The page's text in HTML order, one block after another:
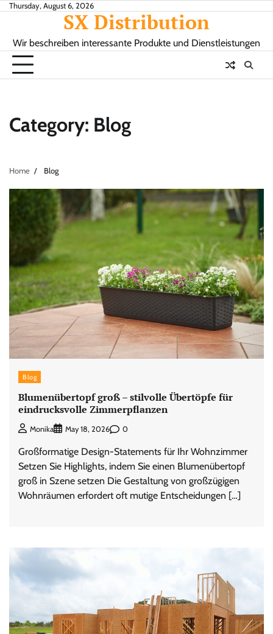
SkipThursday, August 6, 2026
SX Distribution
Wir beschreiben interessante Produkte und Dienstleistungen
Category: Blog
Home Blog
Blog
Blumenübertopf groß – stilvolle Übertöpfe für
eindrucksvolle Zimmerpflanzen
Monika May 18, 2026 0
Großformatige Design-Statements für Ihr Wohnzimmer
Setzen Sie Highlights, indem Sie einen Blumenübertopf
groß in Szene setzen Die Gestaltung von großzügigen
Wohnräumen erfordert oft mutige Entscheidungen […]